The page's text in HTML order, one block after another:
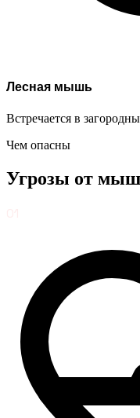
Лесная мышь
Встречается в
Чем опасны
Угрозы от